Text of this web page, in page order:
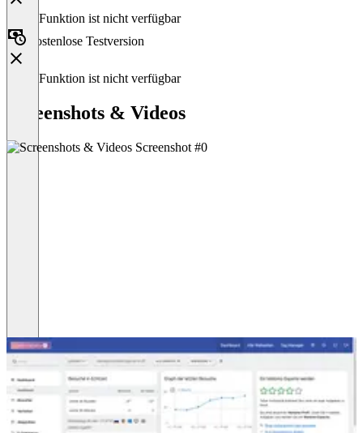
Diese Funktion ist nicht verfügbar
Kostenlose Testversion
Diese Funktion ist nicht verfügbar
Screenshots & Videos